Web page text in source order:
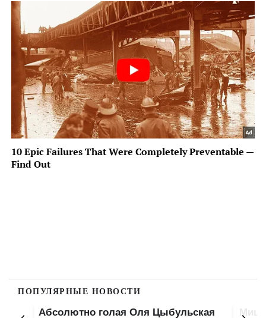
ПОПУЛЯРНЫЕ НОВОСТИ
Мицкевич "слил", как развлекается с